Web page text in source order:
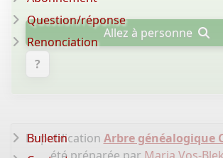
Allez à personne
?
La publication Arbre généalogique
Question/réponse
Renonciation
Bulletin